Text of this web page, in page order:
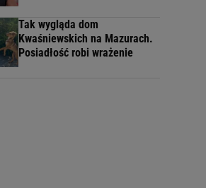
Tak wygląda dom
Kwaśniewskich na Mazurach.
Posiadłość robi wrażenie